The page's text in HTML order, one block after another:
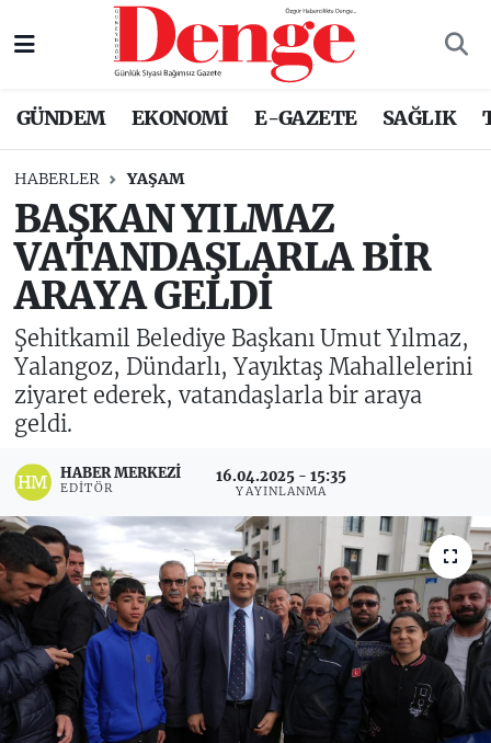
GÜNDEM EKONOMİ E-GAZETE SAĞLIK
HABERLER YAŞAM
BAŞKAN YILMAZ
VATANDAŞLARLA BİR
ARAYA GELDİ
Şehitkamil Belediye Başkanı Umut Yılmaz,
Yalangoz, Dündarlı, Yayıktaş Mahallelerini
ziyaret ederek, vatandaşlarla bir araya
geldi.
HABER MERKEZI
EDITÖR
16.04.2025 - 15:35
YAYINLANMA
Nöbetçi Eczaneler
Trafik Durumu
Süper Lig Puan Durumu ve Fikstür
Tüm Manşetler
Son Dakika Haberleri
Haber Arşivi